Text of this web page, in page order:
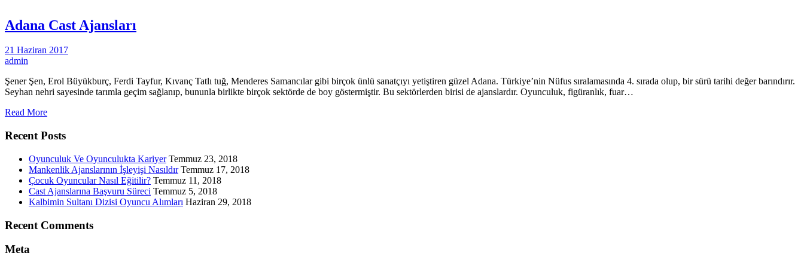
Adana Cast Ajansları
21 Haziran 2017
admin
Şener Şen, Erol Büyükburç, Ferdi Tayfur, Kıvanç Tatlı tuğ, Menderes Samancılar gibi birçok ünlü sanatçıyı yetiştiren güzel Adana. Türkiye’nin Nüfus sıralamasında 4. sırada olup, bir sürü tarihi değer barındırır.
Seyhan nehri sayesinde tarımla geçim sağlanıp, bununla birlikte birçok sektörde de boy göstermiştir. Bu sektörlerden birisi de ajanslardır. Oyunculuk, figüranlık, fuar…
Read More
Recent Posts
Oyunculuk Ve Oyunculukta Kariyer Temmuz 23, 2018
Mankenlik Ajanslarının İşleyişi Nasıldır Temmuz 17, 2018
Çocuk Oyuncular Nasıl Eğitilir? Temmuz 11, 2018
Cast Ajanslarına Başvuru Süreci Temmuz 5, 2018
Kalbimin Sultanı Dizisi Oyuncu Alımları Haziran 29, 2018
Recent Comments
Meta